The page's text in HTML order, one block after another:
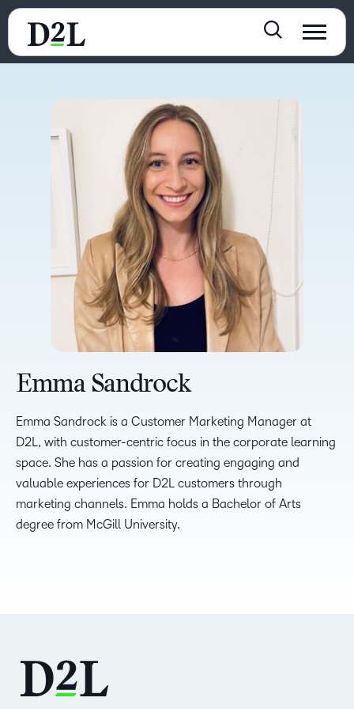
Emma Sandrock
Emma Sandrock is a Customer Marketing Manager at
D2L, with customer-centric focus in the corporate learning
space. She has a passion for creating engaging and
valuable experiences for D2L customers through
marketing channels. Emma holds a Bachelor of Arts
degree from McGill University.